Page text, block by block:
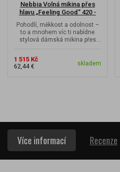
Nebbia Volná mikina přes
hlavu „Feeling Good“ 420 -
black
Pohodlí, měkkost a odolnost –
to a mnohem víc ti nabídne
stylová dámská mikina přes
1 515 Kč
62,44 € skladem
Více informací Recenze